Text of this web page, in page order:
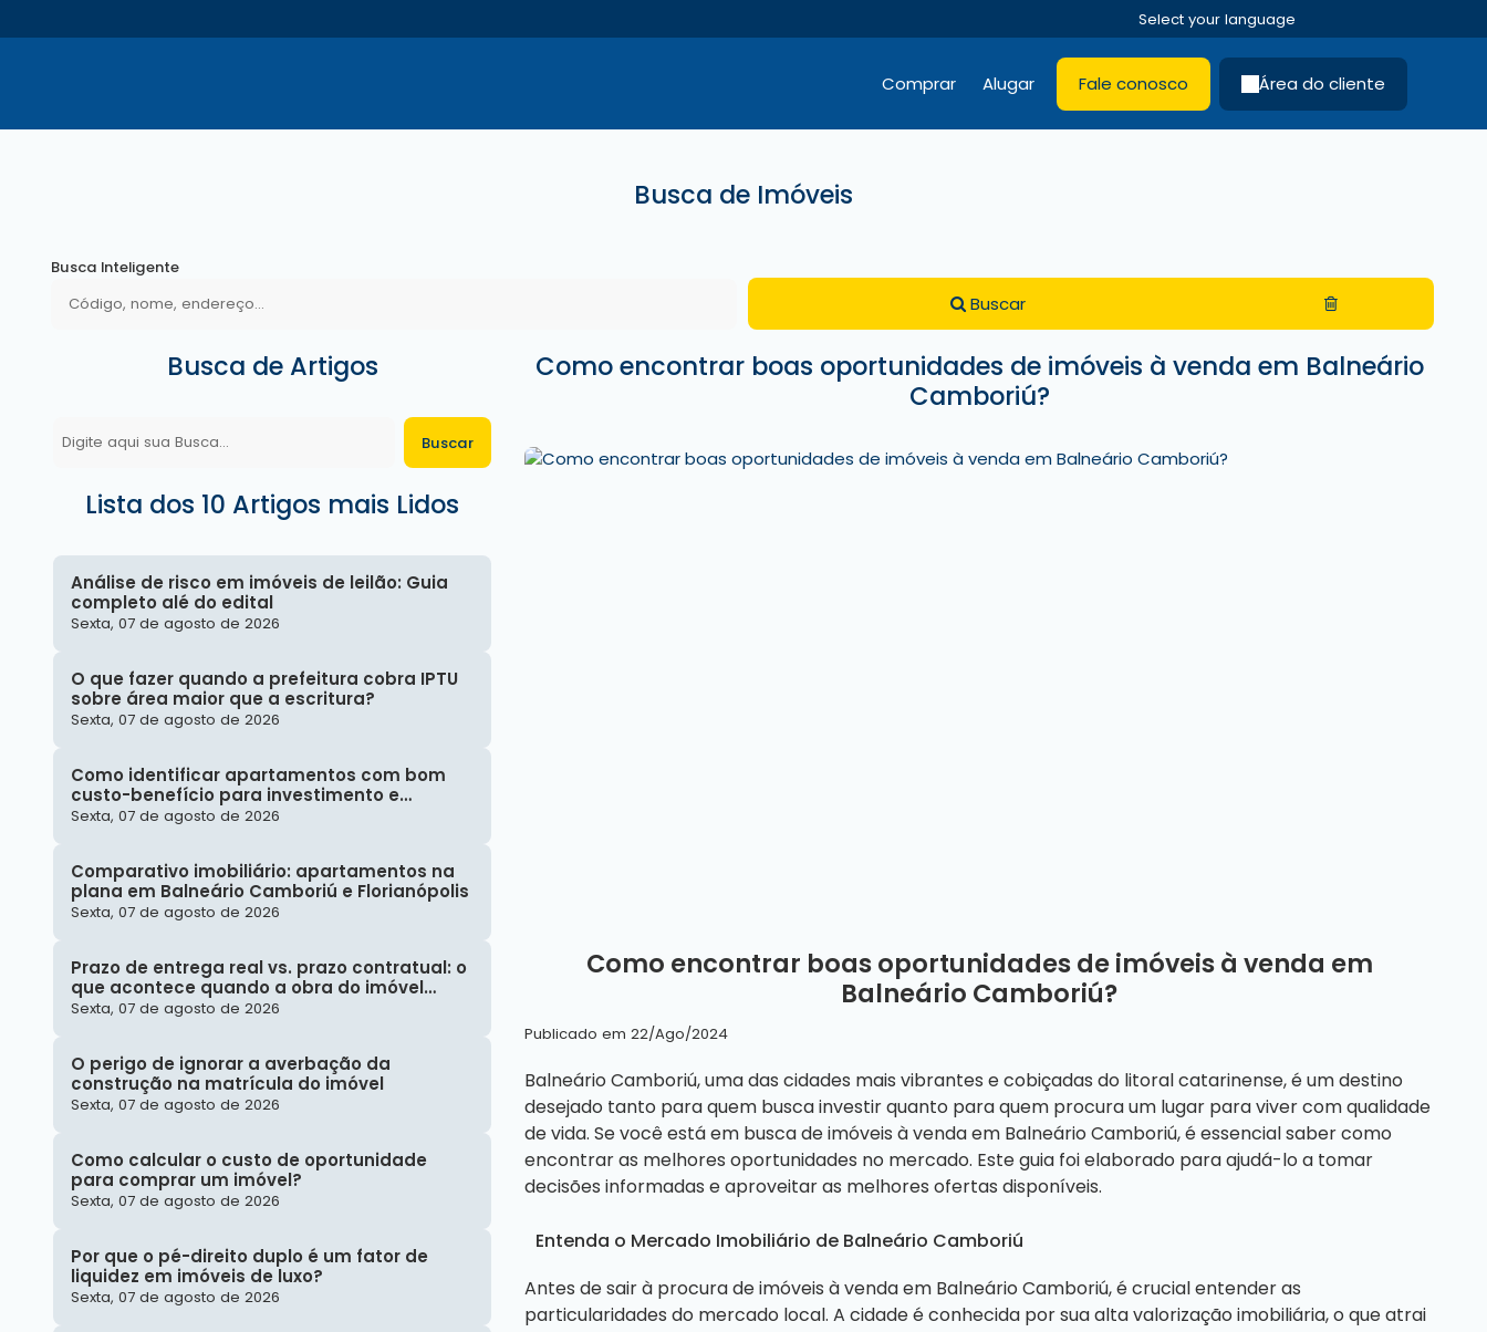
Área do cliente
Fale conosco
Alugar
Comprar
Busca de Imóveis
Busca Inteligente
Buscar
Busca de Artigos
Lista dos 10 Artigos mais Lidos
Análise de risco em imóveis de leilão: Guia
completo alé do edital
Sexta, 07 de agosto de 2026
O que fazer quando a prefeitura cobra IPTU
sobre área maior que a escritura?
Sexta, 07 de agosto de 2026
Como identificar apartamentos com bom
custo-benefício para investimento e
revenda futura?
Sexta, 07 de agosto de 2026
Comparativo imobiliário: apartamentos na
plana em Balneário Camboriú e Florianópolis
Sexta, 07 de agosto de 2026
Prazo de entrega real vs. prazo contratual: o
que acontece quando a obra do imóvel
atrasa?
Sexta, 07 de agosto de 2026
O perigo de ignorar a averbação da
construção na matrícula do imóvel
Sexta, 07 de agosto de 2026
Como calcular o custo de oportunidade
para comprar um imóvel?
Sexta, 07 de agosto de 2026
Por que o pé-direito duplo é um fator de
liquidez em imóveis de luxo?
Sexta, 07 de agosto de 2026
Como encontrar boas oportunidades de imóveis à venda em Balneário
Camboriú?
Como encontrar boas oportunidades de imóveis à venda em
Balneário Camboriú?
Publicado em 22/Ago/2024
Balneário Camboriú, uma das cidades mais vibrantes e cobiçadas do litoral catarinense, é um destino
desejado tanto para quem busca investir quanto para quem procura um lugar para viver com qualidade
de vida. Se você está em busca de imóveis à venda em Balneário Camboriú, é essencial saber como
encontrar as melhores oportunidades no mercado. Este guia foi elaborado para ajudá-lo a tomar
decisões informadas e aproveitar as melhores ofertas disponíveis.
Entenda o Mercado Imobiliário de Balneário Camboriú
Antes de sair à procura deimóveis à venda em Balneário Camboriú, é crucial entender as
particularidades do mercado local. A cidade é conhecida por sua alta valorização imobiliária, o que atrai